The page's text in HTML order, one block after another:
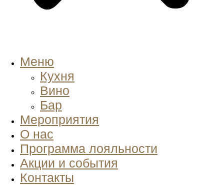
Меню
Кухня
Вино
Бар
Мероприятия
О нас
Программа лояльности
Акции и события
Контакты